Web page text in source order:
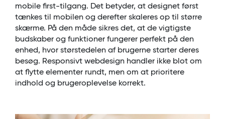
mobile first-tilgang. Det betyder, at designet først
tænkes til mobilen og derefter skaleres op til større
skærme. På den måde sikres det, at de vigtigste
budskaber og funktioner fungerer perfekt på den
enhed, hvor størstedelen af brugerne starter deres
besøg. Responsivt webdesign handler ikke blot om
at flytte elementer rundt, men om at prioritere
indhold og brugeroplevelse korrekt.